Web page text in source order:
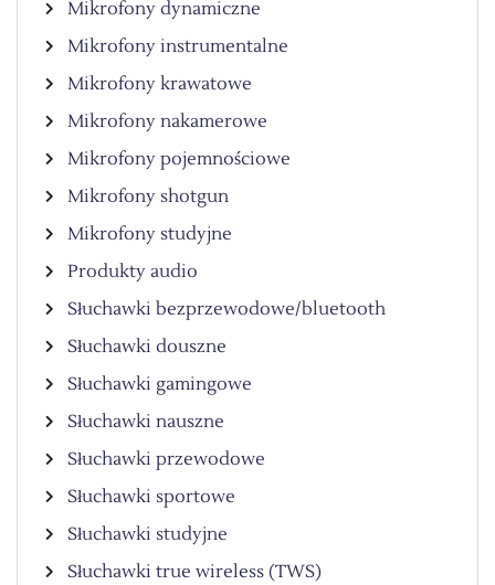
Mikrofony dynamiczne
Mikrofony instrumentalne
Mikrofony krawatowe
Mikrofony nakamerowe
Mikrofony pojemnościowe
Mikrofony shotgun
Mikrofony studyjne
Produkty audio
Słuchawki bezprzewodowe/bluetooth
Słuchawki douszne
Słuchawki gamingowe
Słuchawki nauszne
Słuchawki przewodowe
Słuchawki sportowe
Słuchawki studyjne
Słuchawki true wireless (TWS)